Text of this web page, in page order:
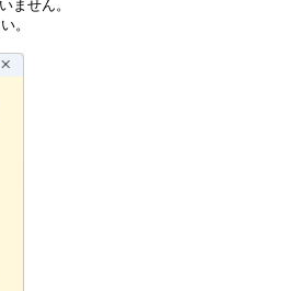
ません。
。